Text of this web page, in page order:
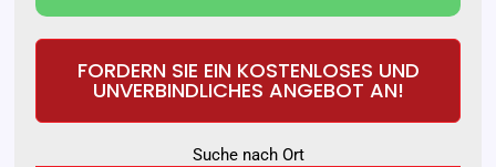
FORDERN SIE EIN KOSTENLOSES UND
UNVERBINDLICHES ANGEBOT AN!
Suche nach Ort